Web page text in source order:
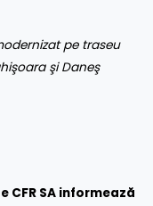
pe traseu
şi Daneş
CFR SA informează